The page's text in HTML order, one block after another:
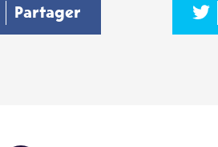
Partager